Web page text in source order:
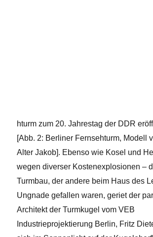
hturm zum 20. Jahrestag der DDR
[Abb. 2: Berliner Fernsehturm, Modell
Alter Jakob]. Ebenso wie Kosel und
wegen diverser Kostenexplosionen –
Turmbau, der andere beim Haus des
Ungnade gefallen waren, geriet der
Architekt der Turmkugel vom VEB
Industrieprojektierung Berlin, Fritz